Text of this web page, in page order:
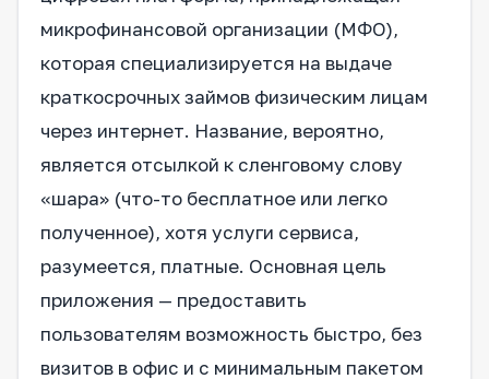
микрофинансовой организации (МФО),
которая специализируется на выдаче
краткосрочных займов физическим лицам
через интернет. Название, вероятно,
является отсылкой к сленговому слову
«шара» (что-то бесплатное или легко
полученное), хотя услуги сервиса,
разумеется, платные. Основная цель
приложения — предоставить
пользователям возможность быстро, без
визитов в офис и с минимальным пакетом